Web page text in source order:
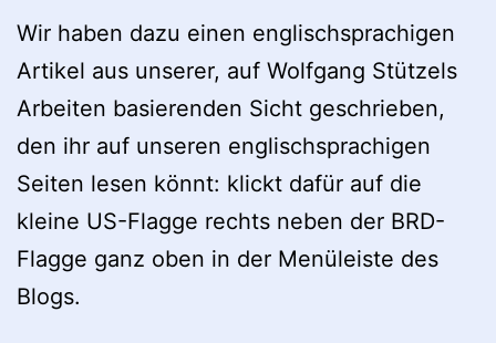
Wir haben dazu einen englischsprachigen
Artikel aus unserer, auf Wolfgang Stützels
Arbeiten basierenden Sicht geschrieben,
den ihr auf unseren englischsprachigen
Seiten lesen könnt: klickt dafür auf die
kleine US-Flagge rechts neben der BRD-
Flagge ganz oben in der Menüleiste des
Blogs.